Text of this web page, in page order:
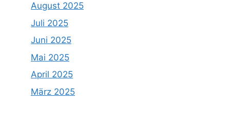
August 2025
Juli 2025
Juni 2025
Mai 2025
April 2025
März 2025